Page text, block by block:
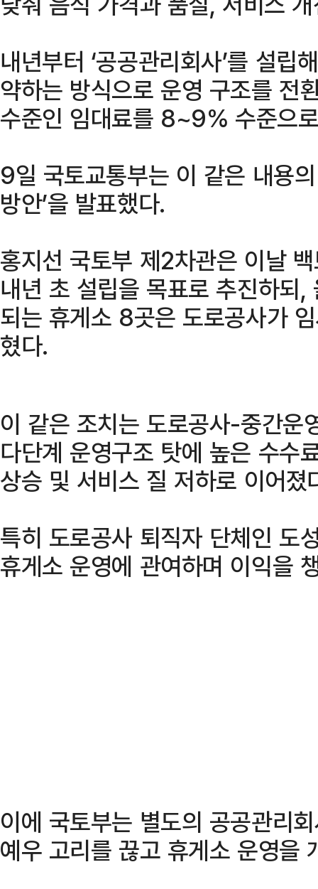
내년부터 ‘공공관리회사’를 설립
약하는 방식으로 운영 구조를
수준인 임대료를 8~9% 수준으
9일 국토교통부는 이 같은 내용
방안’을 발표했다.
홍지선 국토부 제2차관은 이날
내년 초 설립을 목표로 추진하되
되는 휴게소 8곳은 도로공사가
혔다.
이 같은 조치는 도로공사-중간운
다단계 운영구조 탓에 높은 수수
상승 및 서비스 질 저하로 이어
특히 도로공사 퇴직자 단체인 도
휴게소 운영에 관여하며 이익을
이에 국토부는 별도의 공공관리
예우 고리를 끊고 휴게소 운영을